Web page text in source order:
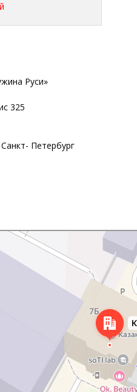
Руси»
325
Петербург